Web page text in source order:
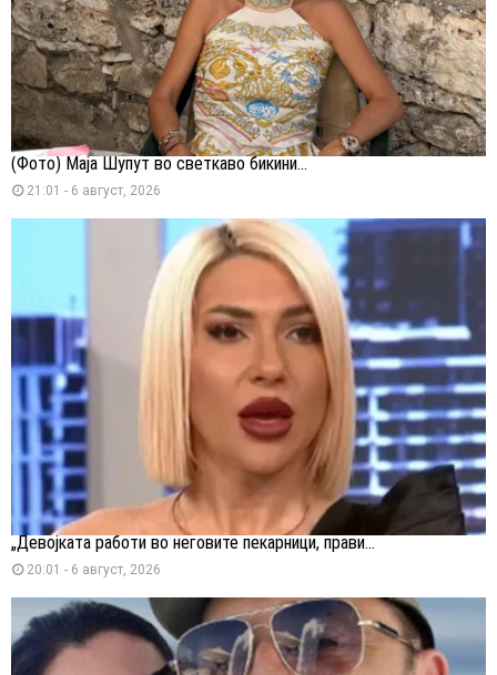
(Фото) Маја Шупут во светкаво бикини...
21:01 - 6 август, 2026
„Девојката работи во неговите пекарници, прави...
20:01 - 6 август, 2026